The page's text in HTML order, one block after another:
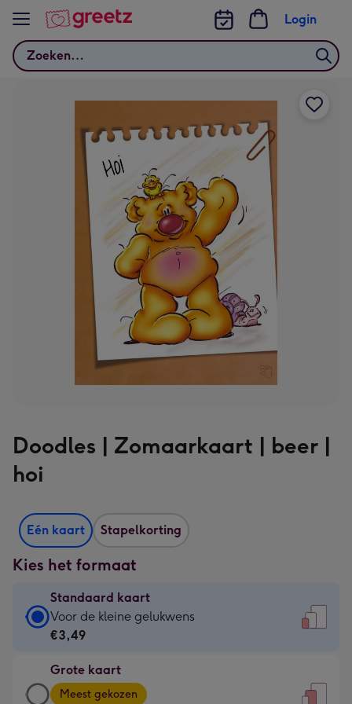
Bekijk meer
Zoeken
Login
Doodles | Zomaarkaart | beer |
hoi
Eén kaart Stapelkorting
Kies het formaat
Standaard kaart
Standaard
kaart
€3,49
-
Voor de kleine gelukwens
€3,49
Grote kaart
Grote
Meest gekozen